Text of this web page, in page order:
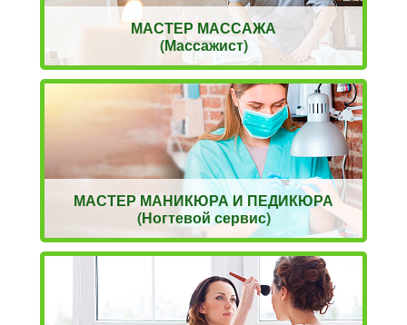
МАСТЕР МАССАЖА
(Массажист)
МАСТЕР МАНИКЮРА И ПЕДИКЮРА
(Ногтевой сервис)